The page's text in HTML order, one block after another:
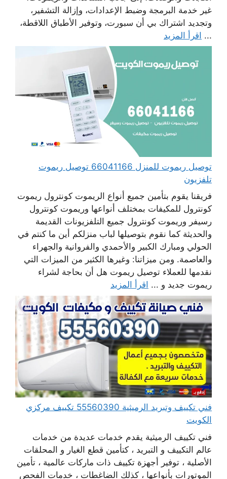
غير خدمة البرمجة وضبط الإعدادات، وإزالة التشفير،
وتجديد اشتراك بي أن سبورت، وتوفير الأطباق اللاقطة،
... اقرأ المزيد
توصيل ريموت للمنزل 66041166 توصيل ريموت
تلفزيون
فريقنا يقوم بتأمين جميع أنواع الريموت كونترول ريموت
كونترول للمكيفات بمختلف أنواعها وريموت كونترول
رسيفر وريموت كونترول جميع التلفزيونات القديمة
والحديثة كما نقوم بتوصيلها لباب منزلكم أين ما كنتم في
الحولي ومبارك الكبير والأحمدي والفروانية والجهراء
والعاصمة. ومن ميزاتنا: وغيرها الكثير من الميزات التي
نقدمها للعملاء توصيل ريموت هل أن بحاجة لشراء
ريموت جديد و ... اقرأ المزيد
فني تكييف وتبريد الرميثية 55560390 تكييف مركزي
الكويت
فني تكييف الرميثية يقدم خدمات عديدة من خدمات
عالم التكييف و التبريد ، كتأمين قطع الغيار و المحلقات
الأصلية ، توفير أجهزة تكييف ذات ماركات عالمية ، تأمين
الموتورات بأنواعها ، كذلك الضاغطات ، خدمات الفحص